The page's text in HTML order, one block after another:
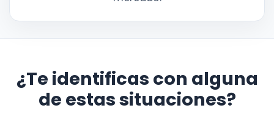
¿Te identificas con alguna
de estas situaciones?